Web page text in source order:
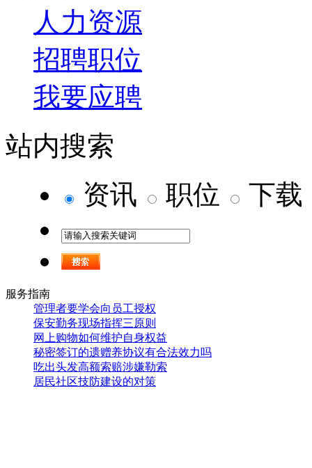
人力资源
招聘职位
我要应聘
站内搜索
资讯
职位 下载
服务指南
管理者要学会向员工授权
保安勤务现场指挥三原则
网上购物如何维护自身权益
秘密签订的遗赠养协议有合法效力吗
吃出头发高额索赔涉嫌勒索
居民社区技防建设的对策